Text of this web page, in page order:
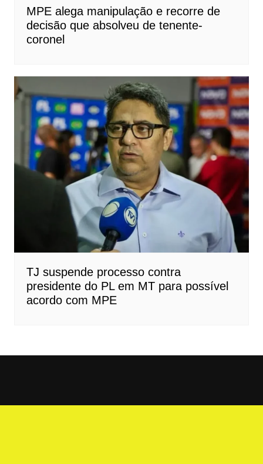
MPE alega manipulação e recorre de
decisão que absolveu de tenente-
coronel
TJ suspende processo contra
presidente do PL em MT para possível
acordo com MPE